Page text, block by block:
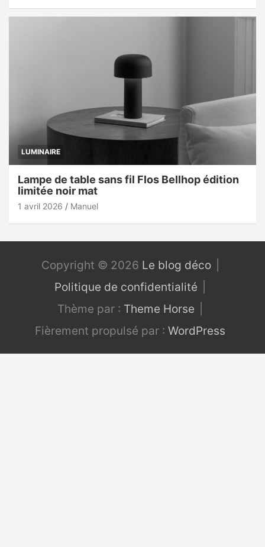
LUMINAIRE
Lampe de table sans fil Flos Bellhop édition
limitée noir mat
1 avril 2026 Manuel
Copyright © 2026 Le blog déco
Politique de confidentialité
Thème par : Theme Horse
Fièrement propulsé par : WordPress